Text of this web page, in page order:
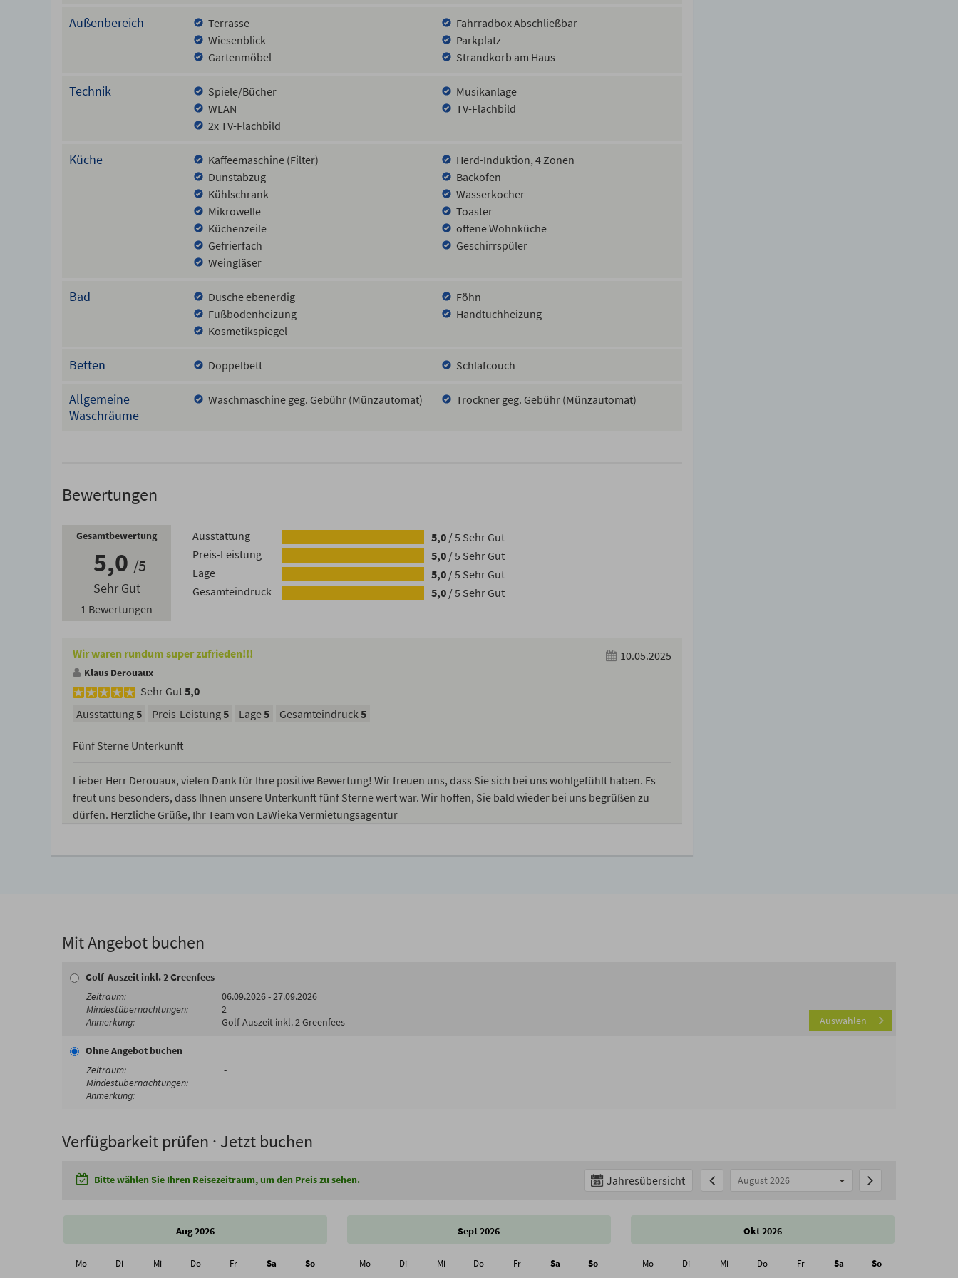
Außenbereich Terrasse
Fahrradbox Abschließbar
Wiesenblick
Parkplatz
Gartenmöbel
Strandkorb am Haus
Technik Spiele/Bücher
Musikanlage
WLAN
TV-Flachbild
2x TV-Flachbild
Küche Kaffeemaschine (Filter)
Herd-Induktion, 4 Zonen
Dunstabzug
Backofen
Kühlschrank
Wasserkocher
Mikrowelle
Toaster
Küchenzeile
offene Wohnküche
Gefrierfach
Geschirrspüler
Weingläser
Bad Dusche ebenerdig
Föhn
Fußbodenheizung
Handtuchheizung
Kosmetikspiegel
Betten Doppelbett Schlafcouch
Allgemeine
Waschräume
Waschmaschine geg. Gebühr (Münzautomat) Trockner geg. Gebühr (Münzautomat)
Bewertungen
Gesamtbewertung
5,0 5
Sehr Gut
1 Bewertungen
Ausstattung 5,0 /5 Sehr Gut
Preis-Leistung
5,0 /5 Sehr Gut
Lage
5,0 /5 Sehr Gut
Gesamteindruck
5,0 /5 Sehr Gut
Wir waren rundum super zufrieden!!!
Klaus Derouaux
10.05.2025
Sehr Gut5,0
Ausstattung5 Preis-Leistung5 Lage5 Gesamteindruck5
Fünf Sterne Unterkunft
Lieber Herr Derouaux, vielen Dank für Ihre positive Bewertung! Wir freuen uns, dass Sie sich bei uns wohlgefühlt haben. Es
freut uns besonders, dass Ihnen unsere Unterkunft fünf Sterne wert war. Wir hoffen, Sie bald wieder bei uns begrüßen zu
dürfen. Herzliche Grüße, Ihr Team von LaWieka Vermietungsagentur
Mit Angebot buchen
Golf-Auszeit inkl. 2 Greenfees
06.09.2026 - 27.09.2026
2
Golf-Auszeit inkl. 2 Greenfees
Auswählen
Ohne Angebot buchen
-
Verfügbarkeit prüfen · Jetzt buchen
Bitte wählen Sie Ihren Reisezeitraum, um den Preis zu sehen. August 2026
Jahresübersicht
Aug 2026
Mo Di Mi Do Fr Sa So
Sept 2026
Mo Di Mi Do Fr Sa So
Okt 2026
Mo Di Mi Do Fr Sa So